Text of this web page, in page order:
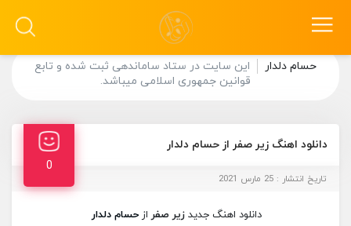
حسام دلدار
این سایت در ستاد ساماندهی ثبت شده و تابع
قوانین جمهوری اسلامی میباشد.
دانلود اهنگ زیر صفر از حسام دلدار
0
تاریخ انتشار : 25 مارس 2021
دانلود اهنگ جدیدزیر صفر ازحسام دلدار